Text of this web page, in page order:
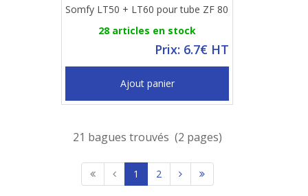
Somfy LT50 + LT60 pour tube ZF 80
28 articles en stock
Prix: 6.7€ HT
Ajout panier
21 bagues trouvés (2 pages)
1 2